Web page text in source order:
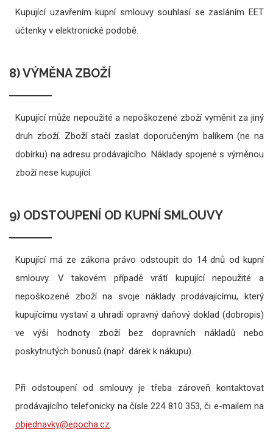
Kupující uzavřením kupní smlouvy souhlasí se zasláním EET
účtenky v elektronické podobě.
8) VÝMĚNA ZBOŽÍ
Kupující může nepoužité a nepoškozené zboží vyměnit za jiný
druh zboží. Zboží stačí zaslat doporučeným balíkem (ne na
dobírku) na adresu prodávajícího. Náklady spojené s výměnou
zboží nese kupující.
9) ODSTOUPENÍ OD KUPNÍ SMLOUVY
Kupující má ze zákona právo odstoupit do 14 dnů od kupní
smlouvy. V takovém případě vrátí kupující nepoužité a
nepoškozené zboží na svoje náklady prodávajícímu, který
kupujícímu vystaví a uhradí opravný daňový doklad (dobropis)
ve výši hodnoty zboží bez dopravních nákladů nebo
poskytnutých bonusů (např. dárek k nákupu).
Při odstoupení od smlouvy je třeba zároveň kontaktovat
prodávajícího telefonicky na čísle 224 810 353, či e-mailem na
.